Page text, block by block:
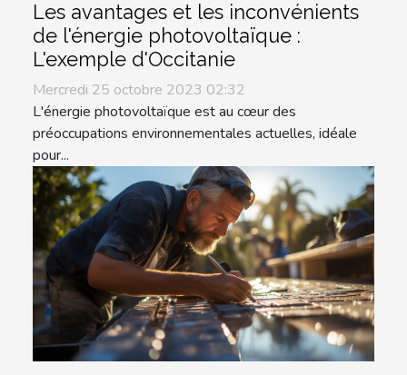
Les avantages et les inconvénients
de l'énergie photovoltaïque :
L'exemple d'Occitanie
Mercredi 25 octobre 2023 02:32
L'énergie photovoltaïque est au cœur des
préoccupations environnementales actuelles, idéale
pour...